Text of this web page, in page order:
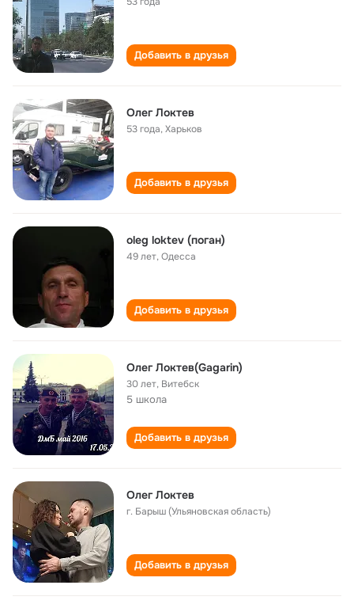
Добавить в друзья
Олег Локтев
53 года,Харьков
Добавить в друзья
oleg loktev (поган)
49 лет,Одесса
Добавить в друзья
Олег Локтев(Gagarin)
30 лет, Витебск
5 школа
Добавить в друзья
Олег Локтев
г. Барыш (Ульяновская область)
Добавить в друзья